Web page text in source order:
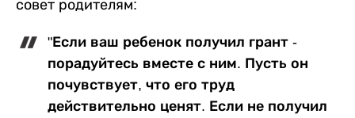
совет родителям:
"Если ваш ребенок получил грант -
порадуйтесь вместе с ним. Пусть он
почувствует, что его труд
действительно ценят. Если не получил